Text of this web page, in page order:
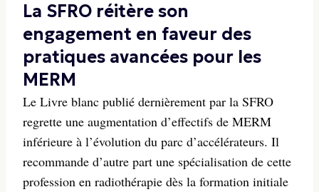
La SFRO réitère son
engagement en faveur des
pratiques avancées pour les
MERM
Le Livre blanc publié dernièrement par la SFRO
regrette une augmentation d’effectifs de MERM
inférieure à l’évolution du parc d’accélérateurs. Il
recommande d’autre part une spécialisation de cette
profession en radiothérapie dès la formation initiale